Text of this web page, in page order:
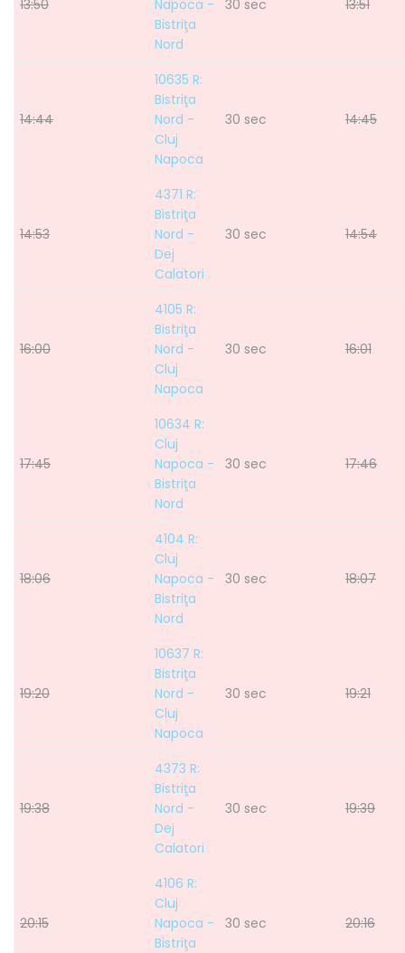
13:50
Napoca -
Bistriţa
Nord
30 sec 13:51
14:44
10635 R:
Bistriţa
Nord -
Cluj
Napoca
30 sec 14:45
14:53
4371 R:
Bistriţa
Nord -
Dej
Calatori
30 sec 14:54
16:00
4105 R:
Bistriţa
Nord -
Cluj
Napoca
30 sec 16:01
17:45
10634 R:
Cluj
Napoca -
Bistriţa
Nord
30 sec 17:46
18:06
4104 R:
Cluj
Napoca -
Bistriţa
Nord
30 sec 18:07
19:20
10637 R:
Bistriţa
Nord -
Cluj
Napoca
30 sec 19:21
19:38
4373 R:
Bistriţa
Nord -
Dej
Calatori
30 sec 19:39
20:15
4106 R:
Cluj
Napoca -
Bistriţa
30 sec 20:16